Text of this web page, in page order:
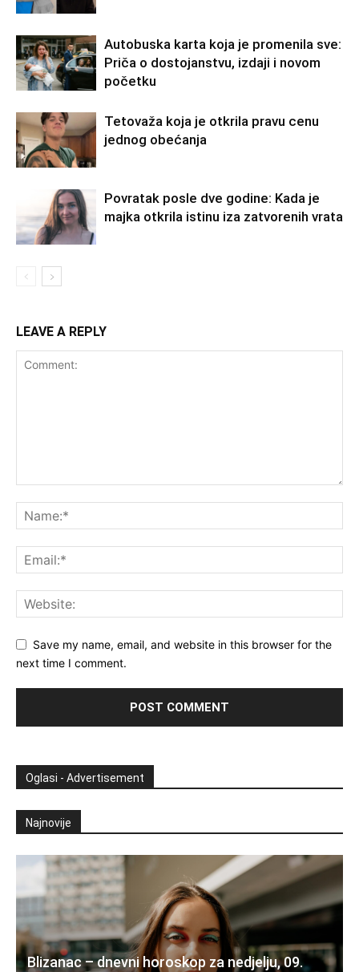
Autobuska karta koja je promenila sve:
Priča o dostojanstvu, izdaji i novom
početku
Tetovaža koja je otkrila pravu cenu
jednog obećanja
Povratak posle dve godine: Kada je
majka otkrila istinu iza zatvorenih vrata
LEAVE A REPLY
Save my name, email, and website in this browser for the
next time I comment.
Oglasi - Advertisement
Najnovije
Blizanac – dnevni horoskop za nedjelju, 09.